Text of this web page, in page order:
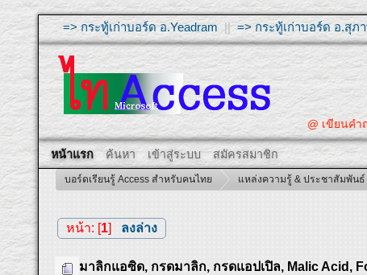
=> กระทู้เก่าบอร์ด อ.Yeadram ||=> กระทู้เก่าบอร์ด อ.สุภ
@ เขียนคำถา
หน้าแรก ค้นหา เข้าสู่ระบบ สมัครสมาชิก
บอร์ดเรียนรู้ Access สำหรับคนไทย แหล่งความรู้ & ประชาสัมพันธ์
หน้า: [1] ลงล่าง
มาลิกแอซิด, กรดมาลิก, กรดแอปเปิล, Malic Acid,